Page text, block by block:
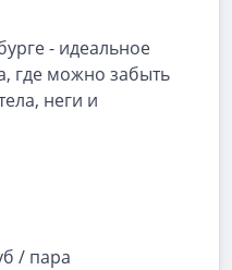
- идеальное
где можно забыть
неги и
/ пара